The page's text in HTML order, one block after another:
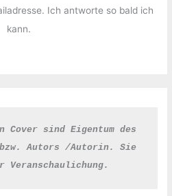
Ich antworte so bald ich
kann.
Cover sind Eigentum des
Autors /Autorin. Sie
Veranschaulichung.